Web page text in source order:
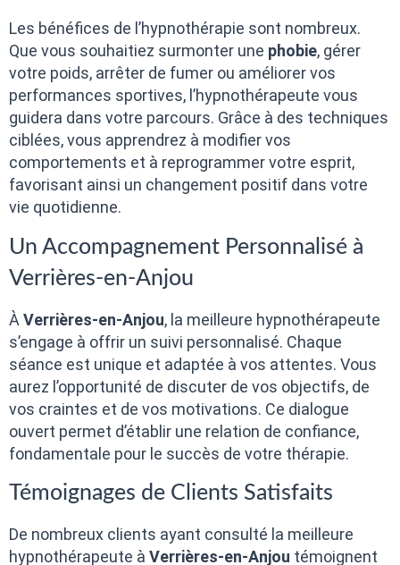
Les bénéfices de l’hypnothérapie sont nombreux.
Que vous souhaitiez surmonter une phobie, gérer
votre poids, arrêter de fumer ou améliorer vos
performances sportives, l’hypnothérapeute vous
guidera dans votre parcours. Grâce à des techniques
ciblées, vous apprendrez à modifier vos
comportements et à reprogrammer votre esprit,
favorisant ainsi un changement positif dans votre
vie quotidienne.
Un Accompagnement Personnalisé à
Verrières-en-Anjou
À Verrières-en-Anjou, la meilleure hypnothérapeute
s’engage à offrir un suivi personnalisé. Chaque
séance est unique et adaptée à vos attentes. Vous
aurez l’opportunité de discuter de vos objectifs, de
vos craintes et de vos motivations. Ce dialogue
ouvert permet d’établir une relation de confiance,
fondamentale pour le succès de votre thérapie.
Témoignages de Clients Satisfaits
De nombreux clients ayant consulté la meilleure
hypnothérapeute à Verrières-en-Anjou témoignent